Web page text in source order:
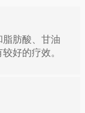
肪酸、甘油
好的疗效。